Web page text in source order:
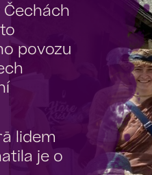
povozu
lidem
je o